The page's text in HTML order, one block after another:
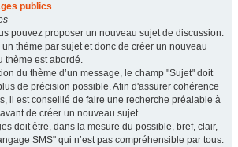
publics
pouvez proposer un nouveau sujet de discussion.
un thème par sujet et donc de créer un nouveau
thème est abordé.
du thème d’un message, le champ "Sujet" doit
de précision possible. Afin d'assurer cohérence
il est conseillé de faire une recherche préalable à
de créer un nouveau sujet.
doit être, dans la mesure du possible, bref, clair,
SMS" qui n’est pas compréhensible par tous.